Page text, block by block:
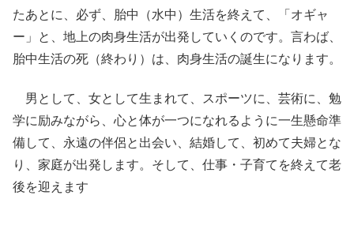
たあとに、必ず、胎中（水中）生活を終えて、「オギャ
ー」と、地上の肉身生活が出発していくのです。言わば、
胎中生活の死（終わり）は、肉身生活の誕生になります。
男として、女として生まれて、スポーツに、芸術に、勉
学に励みながら、心と体が一つになれるように一生懸命準
備して、永遠の伴侶と出会い、結婚して、初めて夫婦とな
り、家庭が出発します。そして、仕事・子育てを終えて老
後を迎えます